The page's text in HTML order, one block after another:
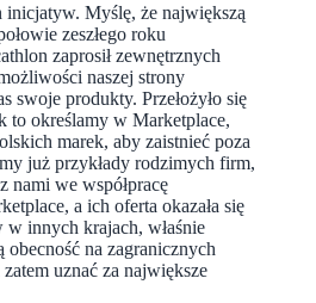
Myślę, że największą
zeszłego roku
zaprosił zewnętrznych
naszej strony
swoje produkty. Przełożyło się
to określamy w Marketplace,
marek, aby zaistnieć poza
już przykłady rodzimych firm,
nami we współpracę
a ich oferta okazała się
w innych krajach, właśnie
na zagranicznych
uznać za największe